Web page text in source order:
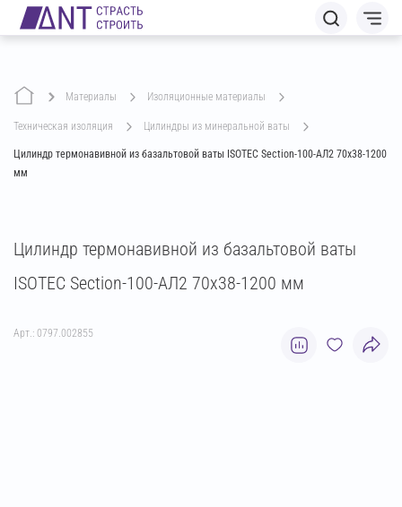
Материалы изоляционные материалы
техническая изоляция цилиндры из минеральной ваты
Цилиндр термонавивной из базальтовой ваты ISOTEC Section-100-АЛ2 70х38-1200
мм
Цилиндр термонавивной из базальтовой ваты
ISOTEC Section-100-АЛ2 70х38-1200 мм
Арт.: 0797.002855